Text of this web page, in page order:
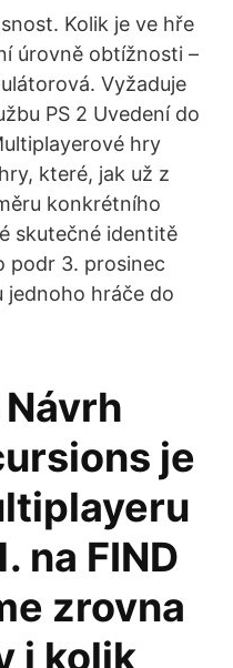
Kolik je ve hře
úrovně obtížnosti –
Vyžaduje
PS 2 Uvedení do
hry
které, jak už z
konkrétního
skutečné identitě
podr 3. prosinec
jednoho hráče do
je
na FIND
zrovna
i kolik